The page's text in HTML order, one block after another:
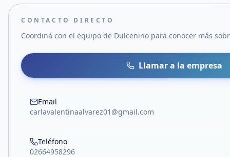
CONTACTO DIRECTO
Coordiná con el equipo de Dulcenino para conocer más
Llamar a la empresa
Email
carlavalentinaalvarez01@gmail.com
Teléfono
02664958296